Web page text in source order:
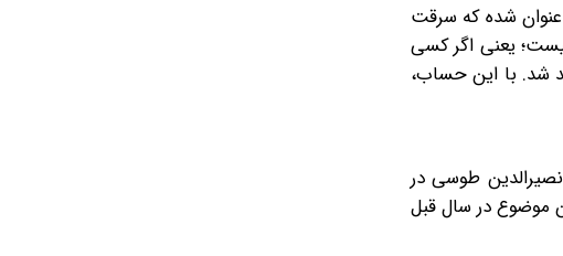
شده که سرقت
یعنی اگر کسی
شد. با این حساب،
طوسی در
موضوع در سال قبل